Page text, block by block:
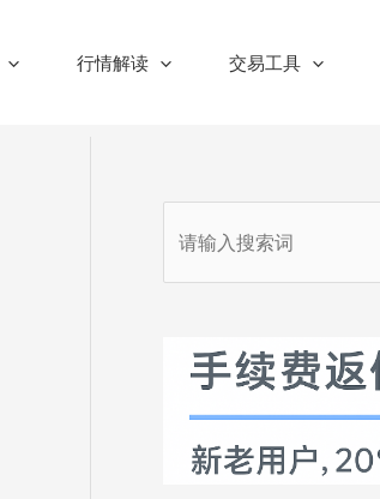
行情解读 交易工具